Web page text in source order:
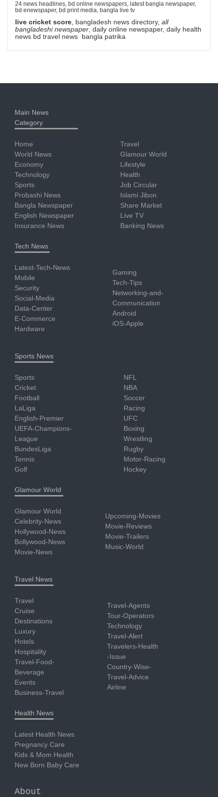
24 news headlines, bd online newspapers, latest bangla newspaper,
bd enewspaper, bd print media, bangla live tv
live cricket score, bangladesh news directory, all
bangladeshi newspaper, daily online newspaper, daily health
news bd travel news bangla patrika
Main News
Category
Home
World News
Economy
Technology
Sports
Probashi News
Bangla Newspaper
English Newspaper
Insurance News
Travel
Glamour World
Lifestyle
Health
Job Circular
Islami Jibon
Share Market
Live TV
Banking News
Tech News
Latest-Tech-News
Mobile
Security
Social-Media
Data-Center
E-Commerce
Hardware
Gaming
Tech-Tips
Networking-and-
Communication
Android
iOS-Apple
Sports News
Sports
Cricket
Football
LaLiga
English-Premier
UEFA-Champions-
League
BundesLiga
Tennis
Golf
NFL
NBA
Soccer
Racing
UFC
Boxing
Wrestling
Rugby
Motor-Racing
Hockey
Glamour World
Glamour World
Celebrity-News
Hollywood-News
Bollywood-News
Movie-News
Upcoming-Movies
Movie-Reviews
Movie-Trailers
Music-World
Travel News
Travel
Cruise
Destinations
Luxury
Hotels
Hospitality
Travel-Food-
Beverage
Events
Business-Travel
Travel-Agents
Tour-Operators
Technology
Travel-Alert
Travelers-Health
-Issue
Country-Wise-
Travel-Advice
Airline
Health News
Latest Health News
Pregnancy Care
Kids & Mom Health
New Born Baby Care
About